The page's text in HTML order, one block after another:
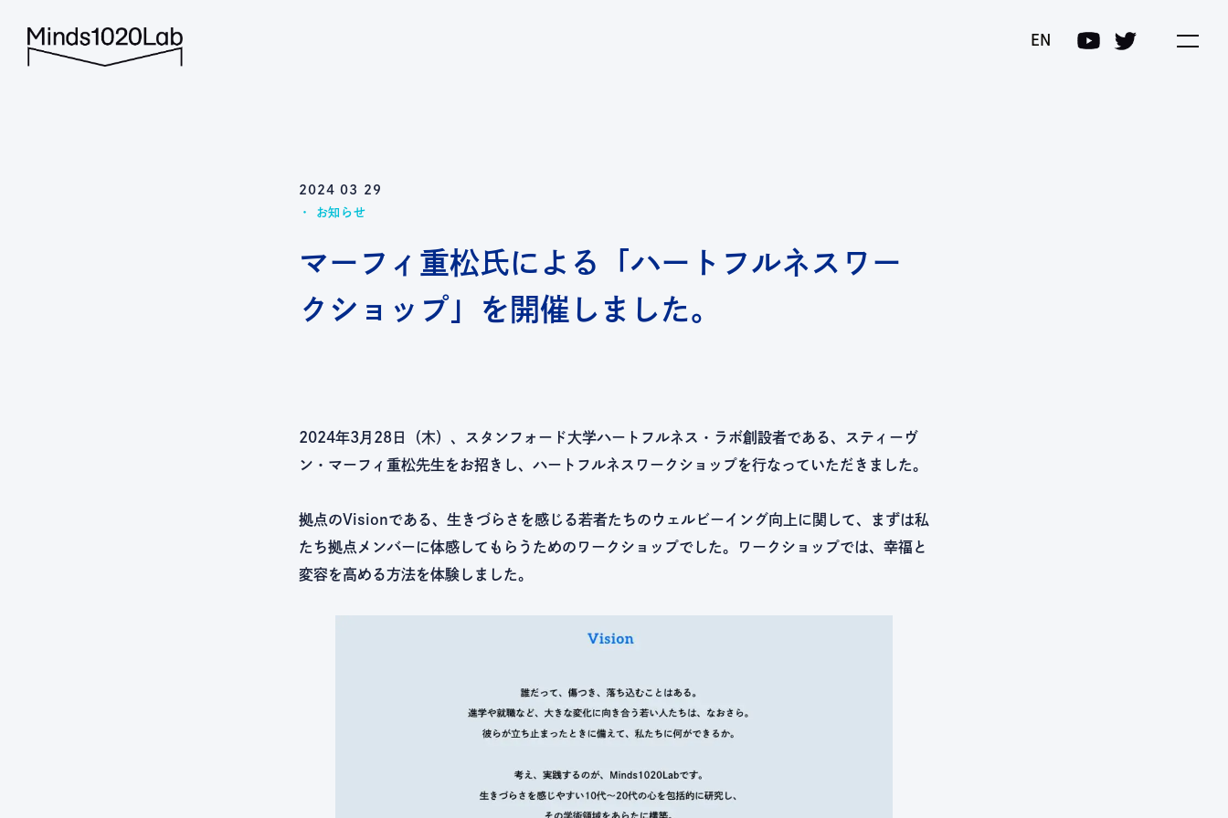
Minds1020Lab｜横浜市立大学 共創の場形成支援プログラム(COI-NEXT)
EN
2024 03 29
お知らせ
マーフィ重松氏による「ハートフルネスワー
クショップ」を開催しました。
2024年3月28日（木）、スタンフォード大学ハートフルネス・ラボ創設者である、スティーヴ
ン・マーフィ重松先生をお招きし、ハートフルネスワークショップを行なっていただきました。
拠点のVisionである、生きづらさを感じる若者たちのウェルビーイング向上に関して、まずは私
たち拠点メンバーに体感してもらうためのワークショップでした。ワークショップでは、幸福と
変容を高める方法を体験しました。